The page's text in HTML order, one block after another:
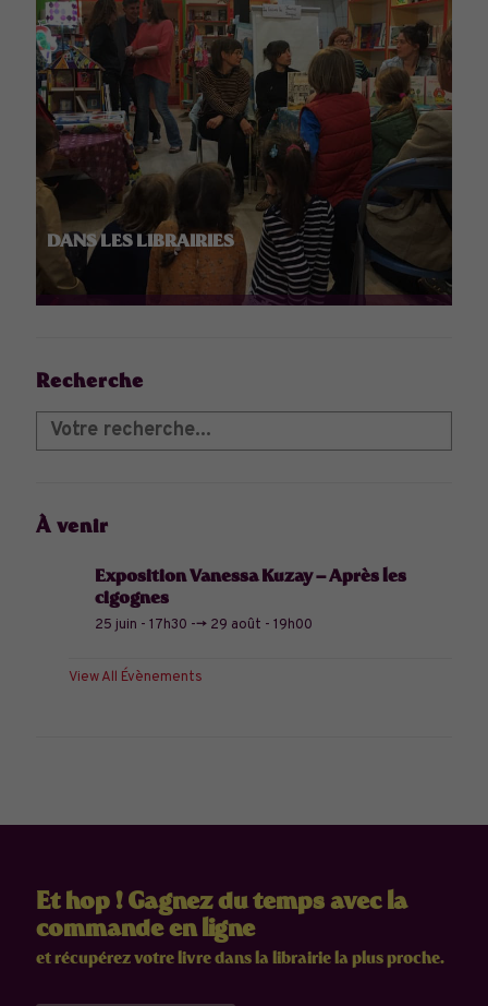
DANS LES LIBRAIRIES
Recherche
À venir
Exposition Vanessa Kuzay – Après les
cigognes
25 juin - 17h30 --> 29 août - 19h00
View All Évènements
Et hop ! Gagnez du temps avec la
commande en ligne
et récupérez votre livre dans la librairie la plus proche.